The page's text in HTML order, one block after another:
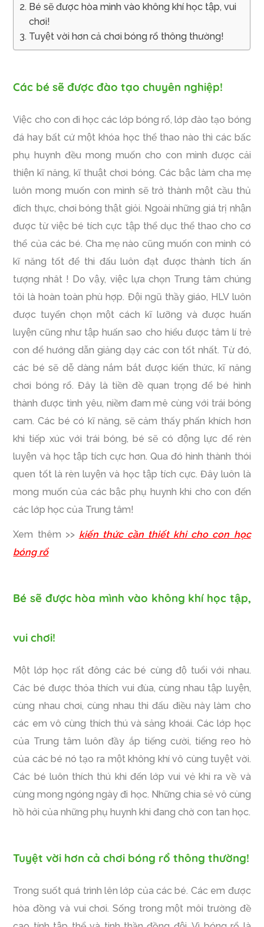
Bé sẽ được hòa mình vào không khí học tập, vui
chơi!
Tuyệt vời hơn cả chơi bóng rổ thông thường!
Các bé sẽ được đào tạo chuyên nghiệp!
Việc cho con đi học các lớp bóng rổ, lớp đào tạo bóng
đá hay bất cứ một khóa học thể thao nào thì các bấc
phụ huynh đều mong muốn cho con mình được cải
thiện kĩ năng, kĩ thuật chơi bóng. Các bậc làm cha mẹ
luôn mong muốn con mình sẽ trở thành một cầu thủ
đích thực, chơi bóng thật giỏi. Ngoài những giá trị nhận
được từ việc bé tích cực tập thể dục thể thao cho cơ
thể của các bé. Cha mẹ nào cũng muốn con mình có
kĩ năng tốt để thi đấu luôn đạt được thành tích ấn
tượng nhât ! Do vậy, việc lựa chọn Trung tâm chúng
tôi là hoàn toàn phù hợp. Đội ngũ thầy giáo, HLV luôn
được tuyển chọn một cách kĩ lưỡng và được huấn
luyện cũng như tập huấn sao cho hiểu được tâm lí trẻ
con để hướng dẫn giảng dạy các con tốt nhất. Từ đó,
các bé sẽ dễ dàng nắm bắt được kiến thức, kĩ năng
chơi bóng rổ. Đây là tiền đề quan trọng để bé hình
thành được tình yêu, niềm đam mê cùng với trái bóng
cam. Các bé có kĩ năng, sẽ cảm thấy phấn khích hơn
khi tiếp xúc với trái bóng, bé sẽ có động lực để rèn
luyện và học tập tích cực hơn. Qua đó hình thành thói
quen tốt là rèn luyện và học tập tích cực. Đây luôn là
mong muốn của các bậc phụ huynh khi cho con đến
các lớp học của Trung tâm!
Xem thêm >> kiến thức cần thiết khi cho con học
bóng rổ
Bé sẽ được hòa mình vào không khí học tập,
vui chơi!
Một lớp học rất đông các bé cùng độ tuổi với nhau.
Các bé được thỏa thích vui đùa, cùng nhau tập luyện,
cùng nhau chơi, cùng nhau thi đấu điều này làm cho
các em vô cùng thích thú và sảng khoái. Các lớp học
của Trung tâm luôn đầy ắp tiếng cười, tiếng reo hò
của các bé nó tạo ra một không khí vô cùng tuyệt vời.
Các bé luôn thích thú khi đến lớp vui vẻ khi ra về và
cùng mong ngóng ngày đi học. Những chia sẻ vô cùng
hồ hởi của những phụ huynh khi đang chờ con tan học.
Tuyệt vời hơn cả chơi bóng rổ thông thường!
Trong suốt quá trình lên lớp của các bé. Các em được
hòa đồng và vui chơi. Sống trong một môi trường đề